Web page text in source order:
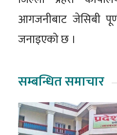
आगजनीबाट जेसिबी
जनाइएको छ ।
सम्बन्धित समाचार